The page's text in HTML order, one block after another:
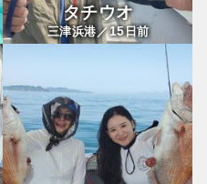
タチウオ
三津浜港／15日前